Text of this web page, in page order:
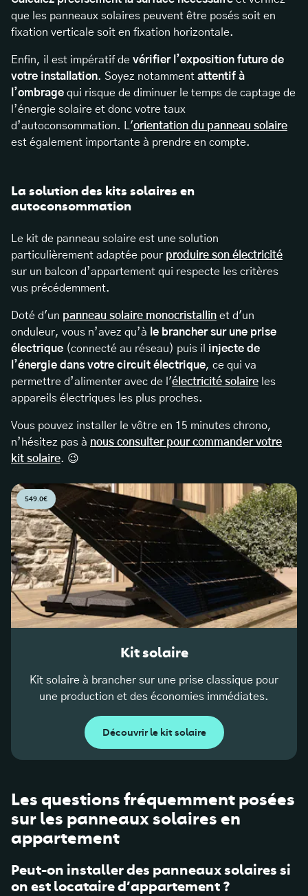
que les panneaux solaires peuvent être posés soit en
fixation verticale soit en fixation horizontale.
Enfin, il est impératif de vérifier l’exposition future de
votre installation. Soyez notamment attentif à
l’ombrage qui risque de diminuer le temps de captage de
l’énergie solaire et donc votre taux
d’autoconsommation. L'orientation du panneau solaire
est également importante à prendre en compte.
La solution des kits solaires en
autoconsommation
Le kit de panneau solaire est une solution
particulièrement adaptée pour produire son électricité
sur un balcon d’appartement qui respecte les critères
vus précédemment.
Doté d'un panneau solaire monocristallin et d'un
onduleur, vous n’avez qu’à le brancher sur une prise
électrique (connecté au réseau) puis il injecte de
l’énergie dans votre circuit électrique, ce qui va
permettre d’alimenter avec de l'électricité solaire les
appareils électriques les plus proches.
Vous pouvez installer le vôtre en 15 minutes chrono,
n’hésitez pas à nous consulter pour commander votre
kit solaire. 😉
Kit solaire
Kit solaire à brancher sur une prise classique pour
une production et des économies immédiates.
Découvrir le kit solaire
549.0€
Les questions fréquemment posées
sur les panneaux solaires en
appartement
Peut-on installer des panneaux solaires si
on est locataire d’appartement ?